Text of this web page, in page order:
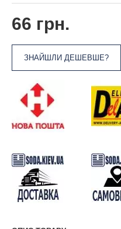
66 грн.
ЗНАЙШЛИ ДЕШЕВШЕ?